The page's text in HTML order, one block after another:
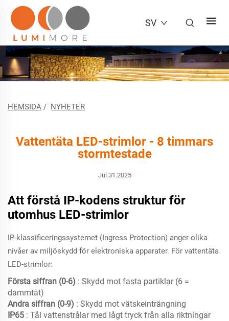
SV
HEMSIDA / NYHETER
Vattentäta LED-strimlor - 8 timmars
stormtestade
Jul.31.2025
Att förstå IP-kodens struktur för
utomhus LED-strimlor
IP-klassificeringssystemet (Ingress Protection) anger olika
nivåer av miljöskydd för elektroniska apparater. För vattentäta
LED-strimlor:
Första siffran (0-6) : Skydd mot fasta partiklar (6 =
dammtät)
Andra siffran (0-9) : Skydd mot vätskeinträngning
IP65 : Tål vattenstrålar med lågt tryck från alla riktningar